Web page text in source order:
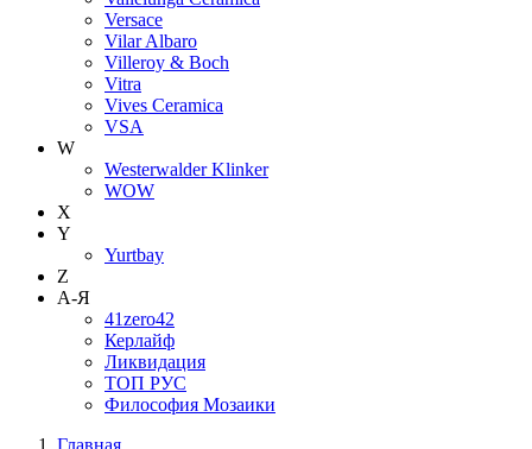
Versace
Vilar Albaro
Villeroy & Boch
Vitra
Vives Ceramica
VSA
W
Westerwalder Klinker
WOW
X
Y
Yurtbay
Z
А-Я
41zero42
Керлайф
Ликвидация
ТОП РУС
Философия Мозаики
Главная